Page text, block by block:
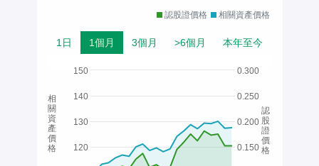
認股證價格 相關資產價格
1日 1個月 3個月 >6個月 本年至今
120
140
130
150
0.150
0.200
0.250
0.300
相
關
資
產
價
格
認
股
證
價
格